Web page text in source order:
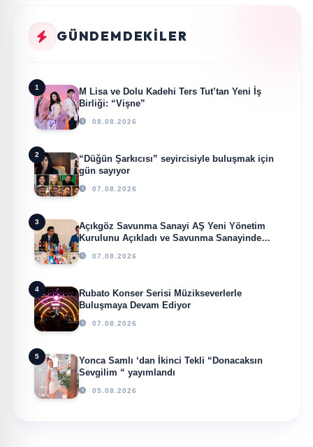
GÜNDEMDEKILER
1
M Lisa ve Dolu Kadehi Ters Tut’tan Yeni İş
Birliği: “Vişne”
08.08.2026
2
“Düğün Şarkıcısı” seyircisiyle buluşmak için
gün sayıyor
07.08.2026
3
Açıkgöz Savunma Sanayi AŞ Yeni Yönetim
Kurulunu Açıkladı ve Savunma Sanayinde
07.08.2026
4
Rubato Konser Serisi Müzikseverlerle
Buluşmaya Devam Ediyor
07.08.2026
5
Yonca Samlı ‘dan İkinci Tekli “Donacaksın
Sevgilim “ yayımlandı
05.08.2026